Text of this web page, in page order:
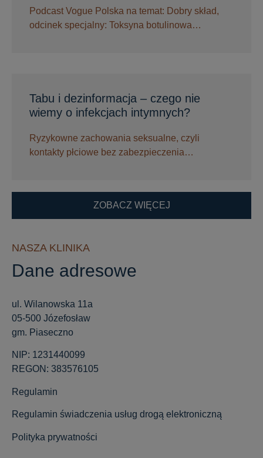
Podcast Vogue Polska na temat: Dobry skład,
odcinek specjalny: Toksyna botulinowa…
Tabu i dezinformacja – czego nie
wiemy o infekcjach intymnych?
Ryzykowne zachowania seksualne, czyli
kontakty płciowe bez zabezpieczenia…
ZOBACZ WIĘCEJ
NASZA KLINIKA
Dane adresowe
ul. Wilanowska 11a
05-500 Józefosław
gm. Piaseczno
NIP: 1231440099
REGON: 383576105
Regulamin
Regulamin świadczenia usług drogą elektroniczną
Polityka prywatności